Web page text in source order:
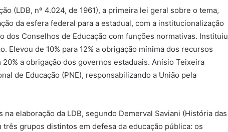
(LDB, nº 4.024, de 1961), a primeira lei geral sobre o tema,
da esfera federal para a estadual, com a institucionalização
dos Conselhos de Educação com funções normativas. Instituiu
Elevou de 10% para 12% a obrigação mínima dos recursos
a obrigação dos governos estaduais. Anísio Teixeira
de Educação (PNE), responsabilizando a União pela
elaboração da LDB, segundo Demerval Saviani (História das
grupos distintos em defesa da educação pública: os